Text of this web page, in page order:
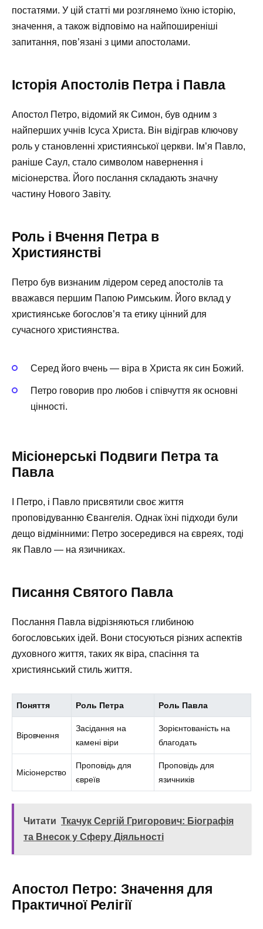
постатями. У цій статті ми розглянемо їхню історію,
значення, а також відповімо на найпоширеніші
запитання, пов’язані з цими апостолами.
Історія Апостолів Петра і Павла
Апостол Петро, відомий як Симон, був одним з
найперших учнів Ісуса Христа. Він відіграв ключову
роль у становленні християнської церкви. Ім’я Павло,
раніше Саул, стало символом навернення і
місіонерства. Його послання складають значну
частину Нового Завіту.
Роль і Вчення Петра в
Християнстві
Петро був визнаним лідером серед апостолів та
вважався першим Папою Римським. Його вклад у
християнське богослов’я та етику цінний для
сучасного християнства.
Серед його вчень — віра в Христа як син Божий.
Петро говорив про любов і співчуття як основні
цінності.
Місіонерські Подвиги Петра та
Павла
І Петро, і Павло присвятили своє життя
проповідуванню Євангелія. Однак їхні підходи були
дещо відмінними: Петро зосередився на євреях, тоді
як Павло — на язичниках.
Писання Святого Павла
Послання Павла відрізняються глибиною
богословських ідей. Вони стосуються різних аспектів
духовного життя, таких як віра, спасіння та
християнський стиль життя.
Поняття Роль Петра Роль Павла
Віровчення
Засідання на
камені віри
Зорієнтованість на
благодать
Місіонерство
Проповідь для
євреїв
Проповідь для
язичників
Читати Ткачук Сергій Григорович: Біографія
та Внесок у Сферу Діяльності
Апостол Петро: Значення для
Практичної Релігії